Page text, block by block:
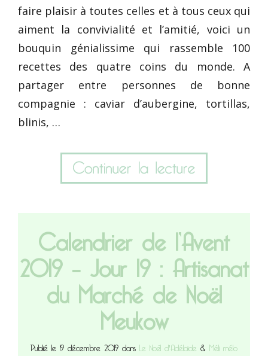
faire plaisir à toutes celles et à tous ceux qui
aiment la convivialité et l’amitié, voici un
bouquin génialissime qui rassemble 100
recettes des quatre coins du monde. A
partager entre personnes de bonne
compagnie : caviar d’aubergine, tortillas,
blinis, …
Calendrier de l’Avent
2019 – Jour 19 : Artisanat
du Marché de Noël
Meukow
Publié le 19 décembre 2019 dansLe Noël d'Adélaïde & Méli mélo